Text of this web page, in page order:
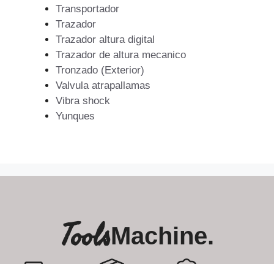
Transportador
Trazador
Trazador altura digital
Trazador de altura mecanico
Tronzado (Exterior)
Valvula atrapallamas
Vibra shock
Yunques
ToolsMachine.